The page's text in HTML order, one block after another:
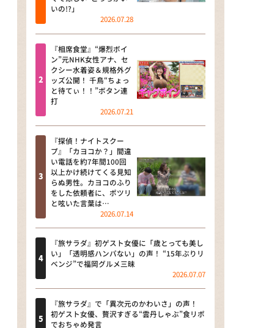
探偵！ナイトスクープ
news おかえり
河合＆A.B.C-Z塚田×福井アナ
「なんでやねん！？」（news お
かえり）
DAIGOも台所 ～きょうの献立 何
にする？～
本日はダイアンなり！シーズン２
朝だ！生です旅サラダ
教えて！ニュースライブ 正義の
ミカタ
ＬＩＦＥ～夢のカタチ～
新婚さんいらっしゃい！
ザキ山小屋本館
いの!?」
2026.07.28
『相席食堂』“爆烈ボイ
ン”元NHK女性アナ、セ
クシー水着姿＆規格外グ
ッズ公開！ 千鳥“ちょっ
と待てぃ！！”ボタン連
打
2026.07.21
『探偵！ナイトスクー
プ』「カヨコか？」間違
い電話を約7年間100回
以上かけ続けてくる見知
らぬ男性。カヨコのふり
をした依頼者に、ポツリ
と呟いた言葉は…
2026.07.14
『旅サラダ』初ゲスト女優に「歳とっても美し
い」「透明感ハンパない」の声！ “15年ぶりリ
ベンジ”で福岡グルメ三昧
2026.07.07
『旅サラダ』で「異次元のかわいさ」の声！
初ゲスト女優、贅沢すぎる“雲丹しゃぶ”食リポ
でおちゃめ発言